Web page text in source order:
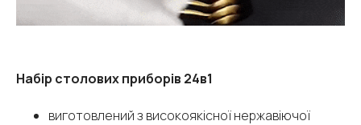
Набір столових приборів 24в1
виготовлений з високоякісної нержавіючої